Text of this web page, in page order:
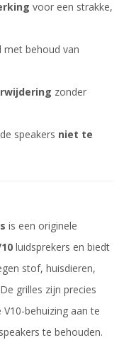
voor een strakke,
met behoud van
zonder
speakers niet te
is een originele
luidsprekers en biedt
stof, huisdieren,
grilles zijn precies
behuizing aan te
te behouden.